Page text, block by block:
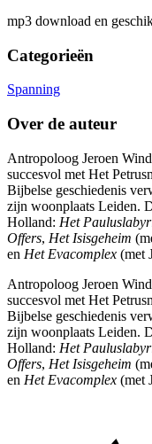
mp3 download en
Categorieën
Spanning
Over de auteur
Antropoloog Jeroen
succesvol met Het
Bijbelse geschiedenis
zijn woonplaats Leiden.
Holland: Het
Offers, Het Isisgeheim
en Het Evacomplex (met
Antropoloog Jeroen
succesvol met Het
Bijbelse geschiedenis
zijn woonplaats Leiden.
Holland: Het
Offers, Het Isisgeheim
en Het Evacomplex (met